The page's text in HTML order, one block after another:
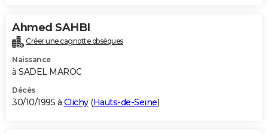
Ahmed SAHBI
Créer une cagnotte obsèques
Naissance
à SADEL MAROC
Décès
30/10/1995 à Clichy(Hauts-de-Seine)